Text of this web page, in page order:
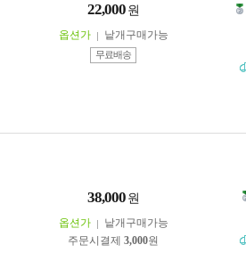
22,000 원
옵션가 낱개구매가능
무료배송
38,000 원
옵션가
낱개구매가능
주문시결제 3,000원